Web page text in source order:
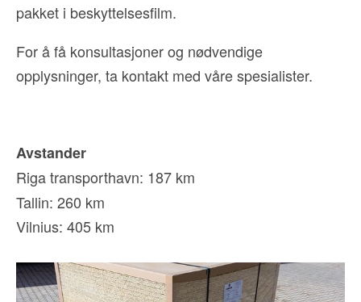
pakket i beskyttelsesfilm.
For å få konsultasjoner og nødvendige
opplysninger, ta kontakt med våre spesialister.
Avstander
Riga transporthavn: 187 km
Tallin: 260 km
Vilnius: 405 km